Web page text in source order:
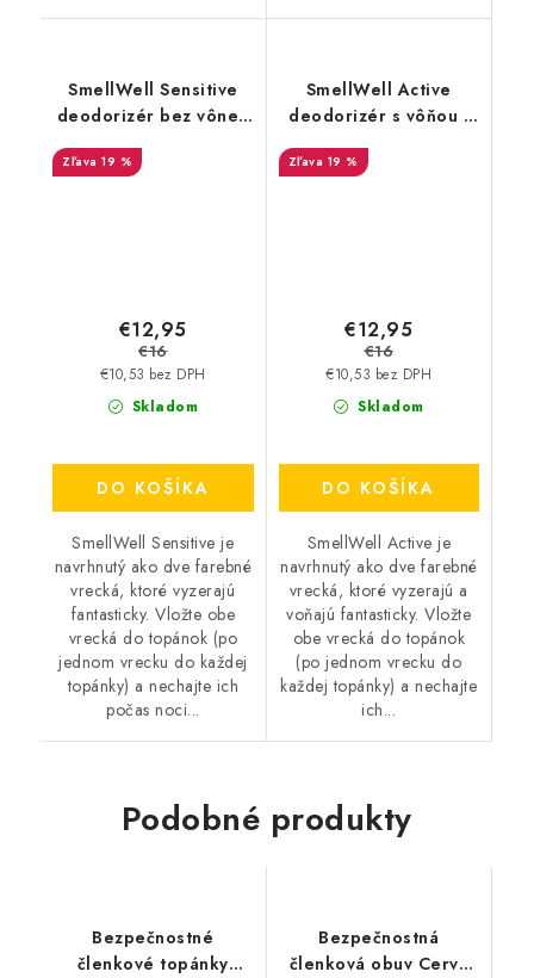
SmellWell Sensitive
deodorizér bez vône -
19 %
Skladom
€10,53 bez DPH
€12,95
€16
DO KOŠÍKA
SmellWell Sensitive je
navrhnutý ako dve farebné
vrecká, ktoré vyzerajú
fantasticky. Vložte obe
vrecká do topánok (po
jednom vrecku do každej
topánky) a nechajte ich
počas noci...
SmellWell Active
deodorizér s vôňou -
19 %
Skladom
€10,53 bez DPH
€12,95
€16
DO KOŠÍKA
SmellWell Active je
navrhnutý ako dve farebné
vrecká, ktoré vyzerajú a
voňajú fantasticky. Vložte
obe vrecká do topánok
(po jednom vrecku do
každej topánky) a nechajte
ich...
Podobné produkty
Bezpečnostné
členkové topánky
Bezpečnostná
členková obuv Cerva